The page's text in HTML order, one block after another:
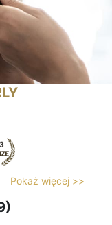
Pokaż więcej >>